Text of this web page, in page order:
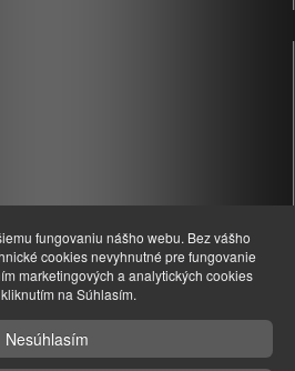
fungovaniu nášho webu. Bez vášho
cookies nevyhnutné pre fungovanie
marketingových a analytických cookies
na Súhlasím.
Nesúhlasím